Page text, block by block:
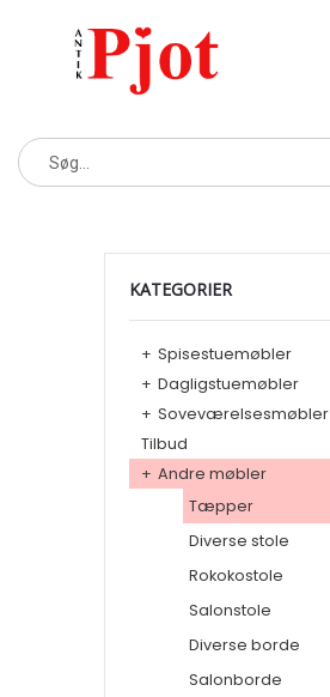
KATEGORIER
+ Spisestuemøbler
+ Dagligstuemøbler
+ Soveværelsesmøbler
Tilbud
+ Andre møbler
Tæpper
Diverse stole
Rokokostole
Salonstole
Diverse borde
Salonborde